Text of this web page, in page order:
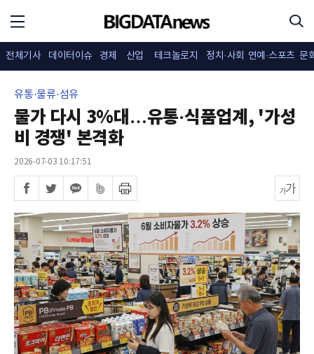
전체기사 데이터이슈 경제 산업 테크놀로지 정치·사회 연예·스포츠 문
유통·물류·섬유
물가 다시 3%대…유통·식품업계, '가성
비 경쟁' 본격화
2026-07-03 10:17:51